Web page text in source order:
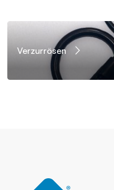
Verzurrösen